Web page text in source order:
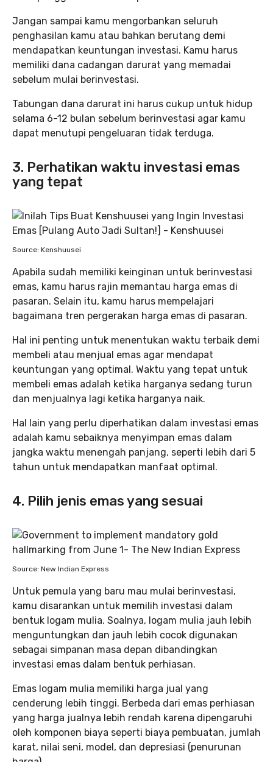
Jangan sampai kamu mengorbankan seluruh
penghasilan kamu atau bahkan berutang demi
mendapatkan keuntungan investasi. Kamu harus
memiliki dana cadangan darurat yang memadai
sebelum mulai berinvestasi.
Tabungan dana darurat ini harus cukup untuk hidup
selama 6-12 bulan sebelum berinvestasi agar kamu
dapat menutupi pengeluaran tidak terduga.
3. Perhatikan waktu investasi emas
yang tepat
Source: Kenshuusei
Apabila sudah memiliki keinginan untuk berinvestasi
emas, kamu harus rajin memantau harga emas di
pasaran. Selain itu, kamu harus mempelajari
bagaimana tren pergerakan harga emas di pasaran.
Hal ini penting untuk menentukan waktu terbaik demi
membeli atau menjual emas agar mendapat
keuntungan yang optimal. Waktu yang tepat untuk
membeli emas adalah ketika harganya sedang turun
dan menjualnya lagi ketika harganya naik.
Hal lain yang perlu diperhatikan dalam investasi emas
adalah kamu sebaiknya menyimpan emas dalam
jangka waktu menengah panjang, seperti lebih dari 5
tahun untuk mendapatkan manfaat optimal.
4. Pilih jenis emas yang sesuai
Source: New Indian Express
Untuk pemula yang baru mau mulai berinvestasi,
kamu disarankan untuk memilih investasi dalam
bentuk logam mulia. Soalnya, logam mulia jauh lebih
menguntungkan dan jauh lebih cocok digunakan
sebagai simpanan masa depan dibandingkan
investasi emas dalam bentuk perhiasan.
Emas logam mulia memiliki harga jual yang
cenderung lebih tinggi. Berbeda dari emas perhiasan
yang harga jualnya lebih rendah karena dipengaruhi
oleh komponen biaya seperti biaya pembuatan, jumlah
karat, nilai seni, model, dan depresiasi (penurunan